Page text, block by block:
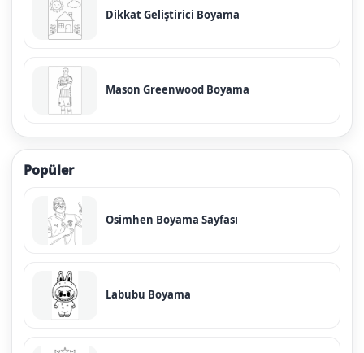
Dikkat Geliştirici Boyama
Mason Greenwood Boyama
Popüler
Osimhen Boyama Sayfası
Labubu Boyama